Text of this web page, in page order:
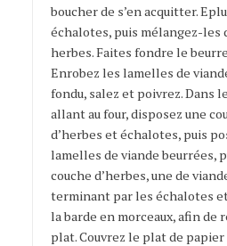
boucher de s’en acquitter.
échalotes, puis mélangez-les
herbes. Faites fondre le
Enrobez les lamelles de
fondu, salez et poivrez. Dans
allant au four, disposez une
d’herbes et échalotes, puis
lamelles de viande beurrées,
couche d’herbes, une de
terminant par les échalotes
la barde en morceaux, afin de
plat. Couvrez le plat de